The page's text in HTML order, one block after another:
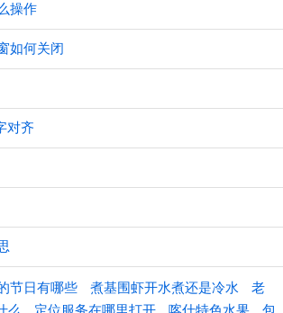
操作
如何关闭
对齐
节日有哪些 煮基围虾开水煮还是冷水
老
么
定位服务在哪里打开 喀什特色水果 包